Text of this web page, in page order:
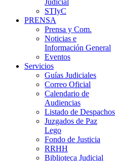
Judicial
STIyC
PRENSA
Prensa y Com.
Noticias e
Información General
Eventos
Servicios
Guías Judiciales
Correo Oficial
Calendario de
Audiencias
Listado de Despachos
Juzgados de Paz
Lego
Fondo de Justicia
RRHH
Biblioteca Judicial